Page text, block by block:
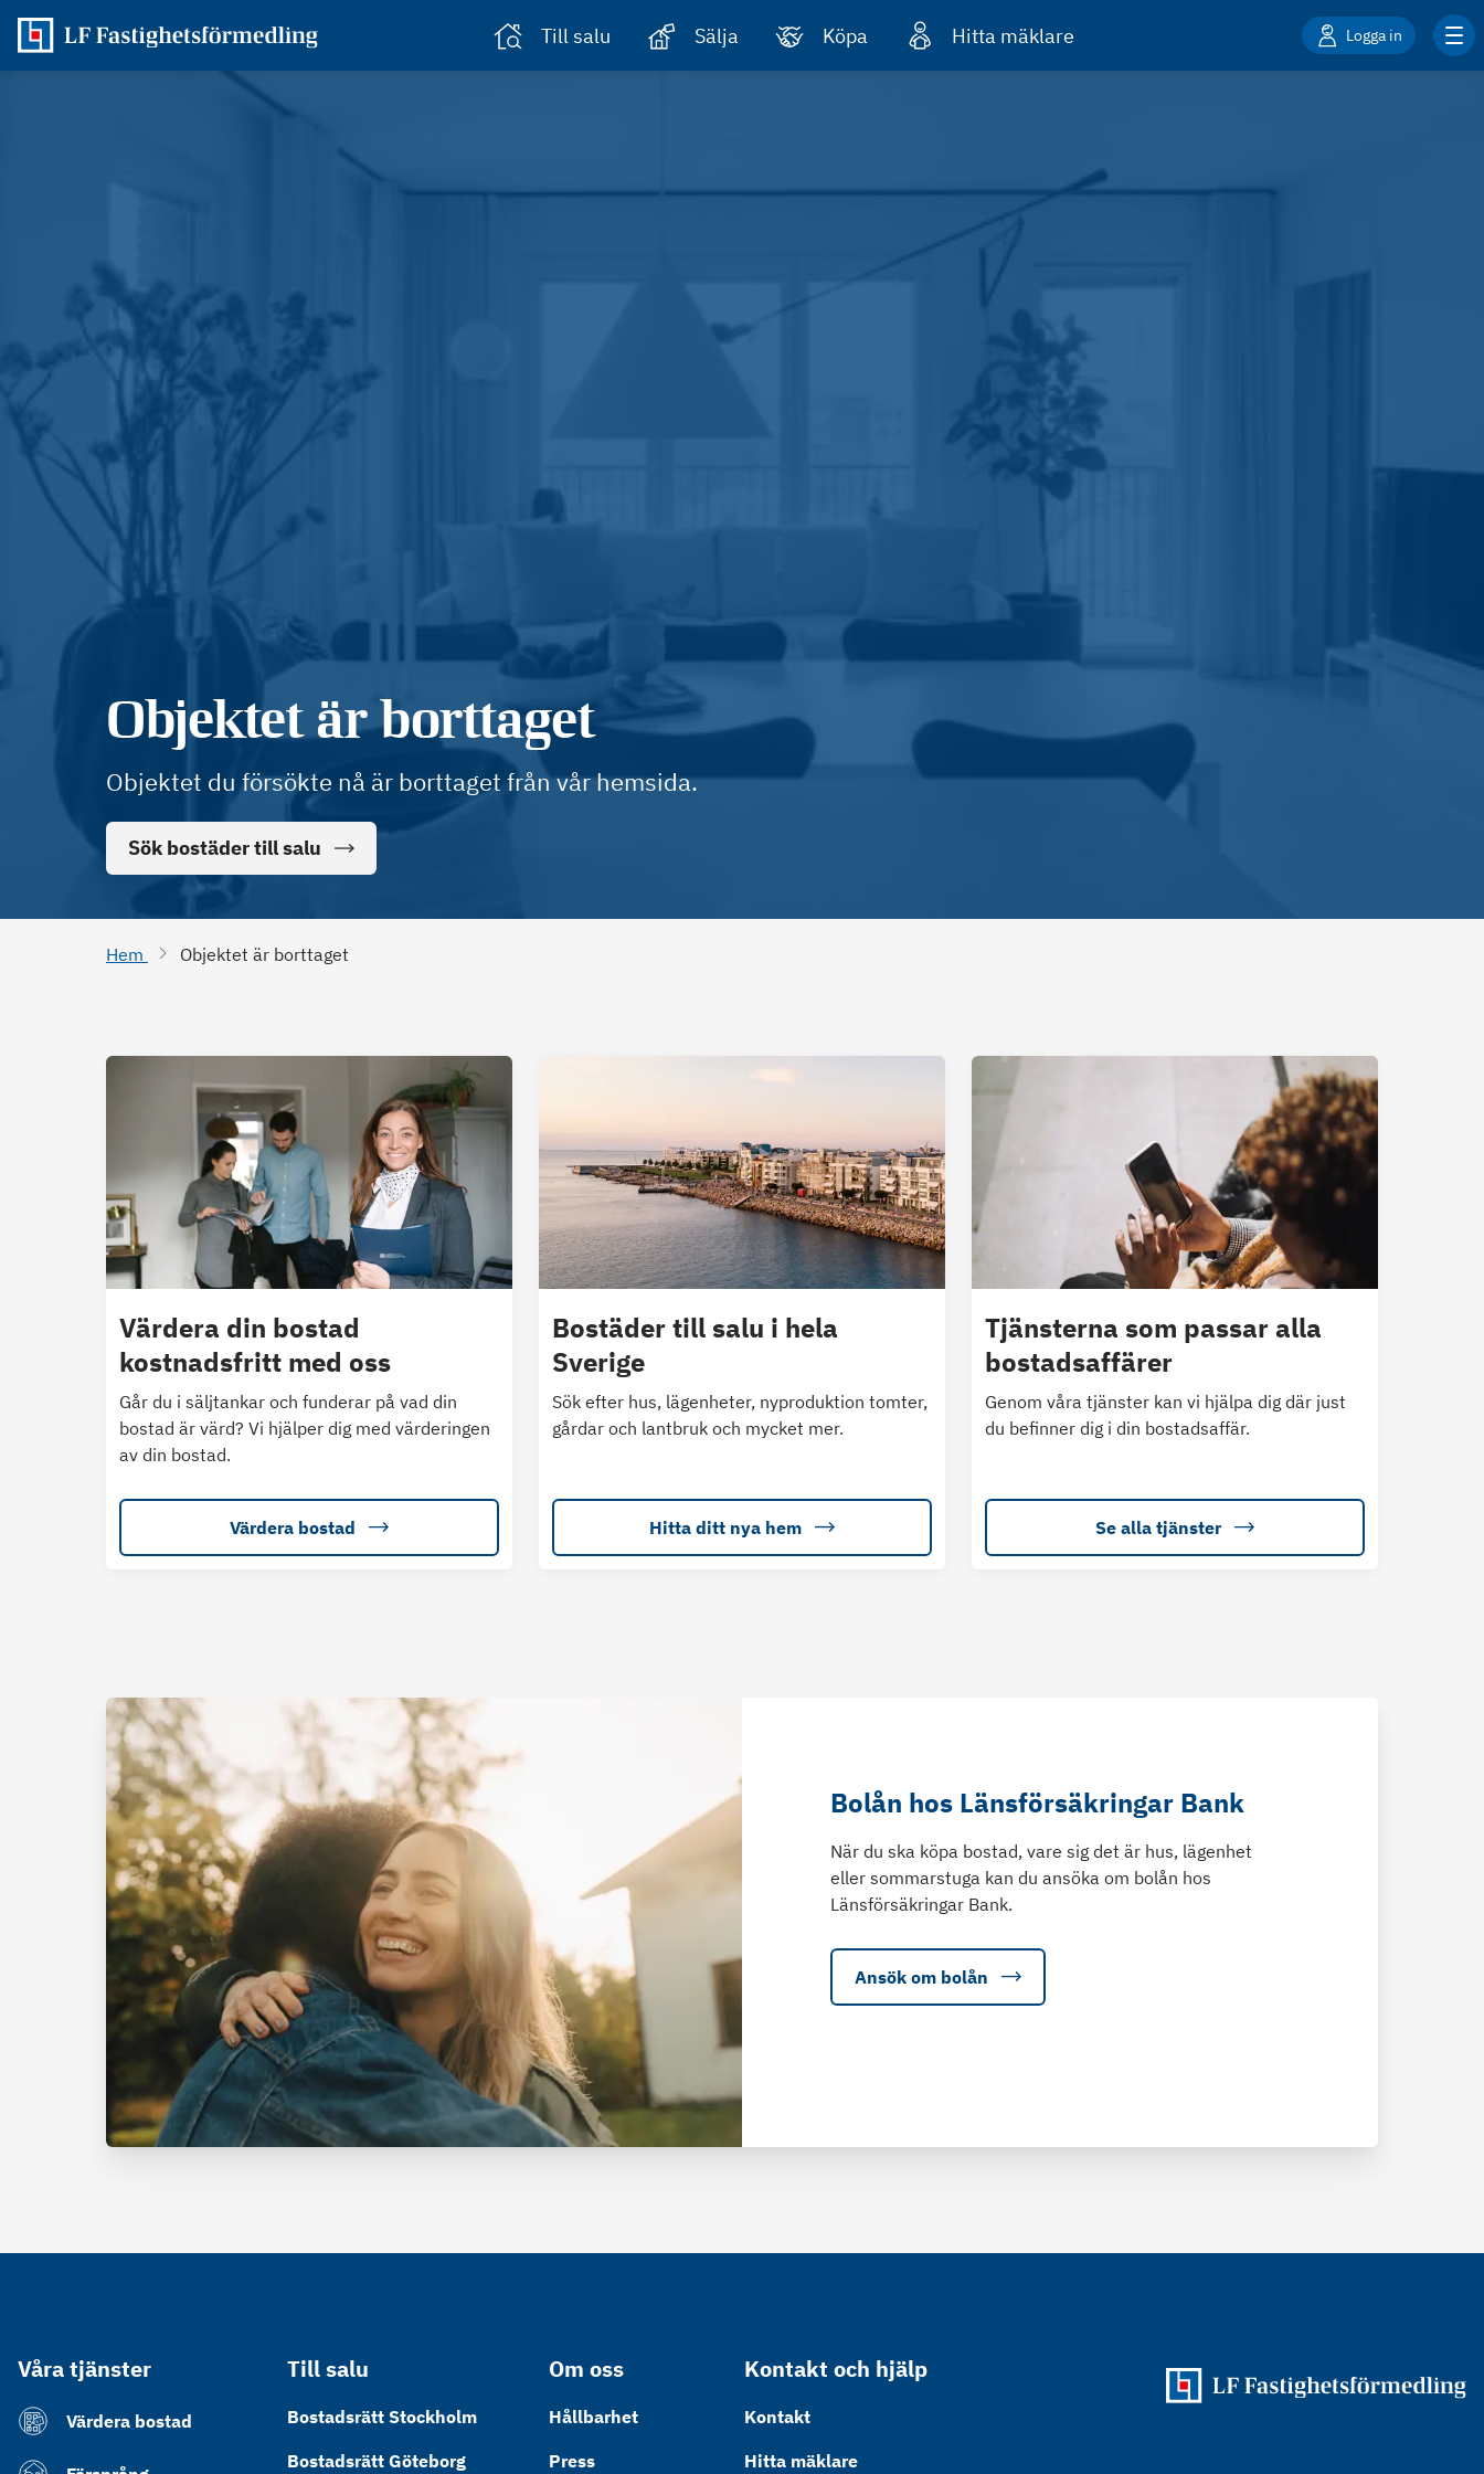
Till salu Sälja Köpa Hitta mäklare Logga in
Objektet är borttaget
Objektet du försökte nå är borttaget från vår hemsida.
Sök bostäder till salu
Hem Objektet är borttaget
Värdera din bostad
kostnadsfritt med oss
Går du i säljtankar och funderar på vad din
bostad är värd? Vi hjälper dig med värderingen
av din bostad.
Värdera bostad
Bostäder till salu i hela
Sverige
Sök efter hus, lägenheter, nyproduktion tomter,
gårdar och lantbruk och mycket mer.
Hitta ditt nya hem
Tjänsterna som passar alla
bostadsaffärer
Genom våra tjänster kan vi hjälpa dig där just
du befinner dig i din bostadsaffär.
Se alla tjänster
Bolån hos Länsförsäkringar Bank
När du ska köpa bostad, vare sig det är hus, lägenhet
eller sommarstuga kan du ansöka om bolån hos
Länsförsäkringar Bank.
Ansök om bolån
Våra tjänster
Värdera bostad
Till salu
Bostadsrätt Stockholm
Bostadsrätt Göteborg
Om oss
Hållbarhet
Press
Kontakt och hjälp
Kontakt
Hitta mäklare